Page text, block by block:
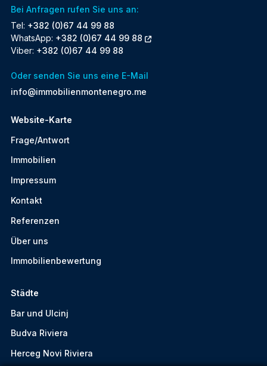
Bei Anfragen rufen Sie uns an:
Tel: +382 (0)67 44 99 88
WhatsApp: +382 (0)67 44 99 88
Viber: +382 (0)67 44 99 88
Oder senden Sie uns eine E-Mail
info@immobilienmontenegro.me
Website-Karte
Frage/Antwort
Immobilien
Impressum
Kontakt
Referenzen
Über uns
Immobilienbewertung
Städte
Bar und Ulcinj
Budva Riviera
Herceg Novi Riviera